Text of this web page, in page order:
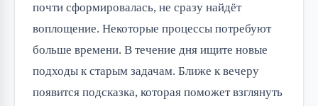
почти сформировалась, не сразу найдёт
воплощение. Некоторые процессы потребуют
больше времени. В течение дня ищите новые
подходы к старым задачам. Ближе к вечеру
появится подсказка, которая поможет взглянуть